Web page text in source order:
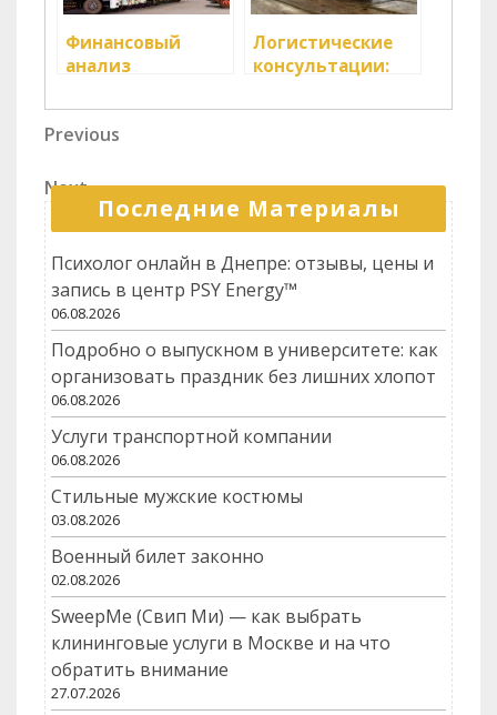
Финансовый
анализ
расходов
Логистические
консультации:
оптимизации
Навигация
по
записям
Previous
Previous
Next
Post
Next
Последние Материалы
Психолог онлайн в Днепре: отзывы, цены и
запись в центр PSY Energy™
06.08.2026
Подробно о выпускном в университете: как
организовать праздник без лишних хлопот
06.08.2026
Услуги транспортной компании
06.08.2026
Стильные мужские костюмы
03.08.2026
Военный билет законно
02.08.2026
SweepMe (Свип Ми) — как выбрать
клининговые услуги в Москве и на что
обратить внимание
27.07.2026